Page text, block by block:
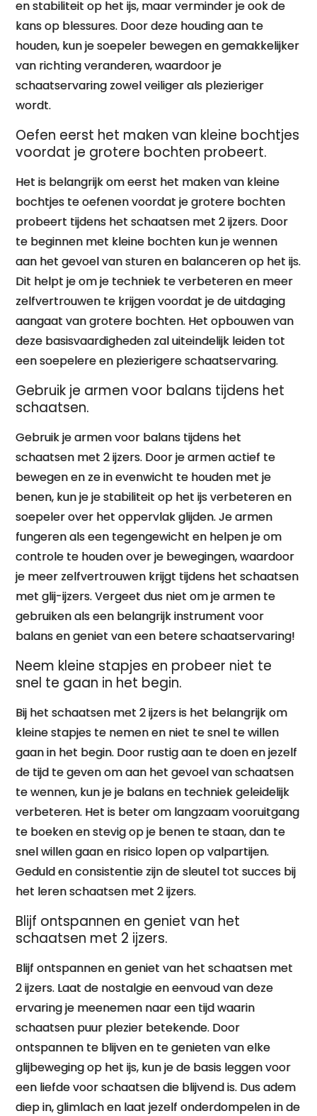
en stabiliteit op het ijs, maar verminder je ook de
kans op blessures. Door deze houding aan te
houden, kun je soepeler bewegen en gemakkelijker
van richting veranderen, waardoor je
schaatservaring zowel veiliger als plezieriger
wordt.
Oefen eerst het maken van kleine bochtjes
voordat je grotere bochten probeert.
Het is belangrijk om eerst het maken van kleine
bochtjes te oefenen voordat je grotere bochten
probeert tijdens het schaatsen met 2 ijzers. Door
te beginnen met kleine bochten kun je wennen
aan het gevoel van sturen en balanceren op het ijs.
Dit helpt je om je techniek te verbeteren en meer
zelfvertrouwen te krijgen voordat je de uitdaging
aangaat van grotere bochten. Het opbouwen van
deze basisvaardigheden zal uiteindelijk leiden tot
een soepelere en plezierigere schaatservaring.
Gebruik je armen voor balans tijdens het
schaatsen.
Gebruik je armen voor balans tijdens het
schaatsen met 2 ijzers. Door je armen actief te
bewegen en ze in evenwicht te houden met je
benen, kun je je stabiliteit op het ijs verbeteren en
soepeler over het oppervlak glijden. Je armen
fungeren als een tegengewicht en helpen je om
controle te houden over je bewegingen, waardoor
je meer zelfvertrouwen krijgt tijdens het schaatsen
met glij-ijzers. Vergeet dus niet om je armen te
gebruiken als een belangrijk instrument voor
balans en geniet van een betere schaatservaring!
Neem kleine stapjes en probeer niet te
snel te gaan in het begin.
Bij het schaatsen met 2 ijzers is het belangrijk om
kleine stapjes te nemen en niet te snel te willen
gaan in het begin. Door rustig aan te doen en jezelf
de tijd te geven om aan het gevoel van schaatsen
te wennen, kun je je balans en techniek geleidelijk
verbeteren. Het is beter om langzaam vooruitgang
te boeken en stevig op je benen te staan, dan te
snel willen gaan en risico lopen op valpartijen.
Geduld en consistentie zijn de sleutel tot succes bij
het leren schaatsen met 2 ijzers.
Blijf ontspannen en geniet van het
schaatsen met 2 ijzers.
Blijf ontspannen en geniet van het schaatsen met
2 ijzers. Laat de nostalgie en eenvoud van deze
ervaring je meenemen naar een tijd waarin
schaatsen puur plezier betekende. Door
ontspannen te blijven en te genieten van elke
glijbeweging op het ijs, kun je de basis leggen voor
een liefde voor schaatsen die blijvend is. Dus adem
diep in, glimlach en laat jezelf onderdompelen in de